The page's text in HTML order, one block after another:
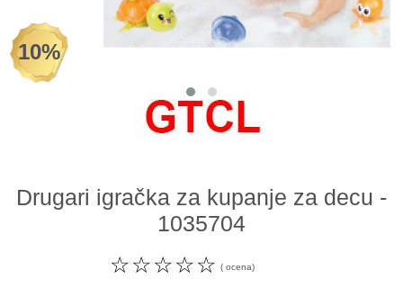
AKCIJA
Prodavnica
10%
Drugari igračka za kupanje za decu -
1035704
☆
☆
☆
☆
☆ ( ocena)